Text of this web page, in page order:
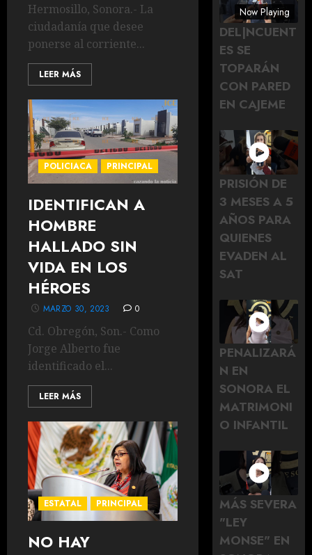
Hermosillo, Sonora.- La
ciudadanía que desee
ponerse al corriente...
LEER MÁS
POLICIACA PRINCIPAL
IDENTIFICAN A
HOMBRE
HALLADO SIN
VIDA EN LOS
HÉROES
MARZO 30, 2023 0
Cd. Obregón, Son.- Como
Jorge Alberto fue
identificado el...
LEER MÁS
ESTATAL PRINCIPAL
NO HAY
Now Playing
DEL|NCUENT
ES SE
TOPARÁN
CON PARED
EN CAJEME
PRISIÓN DE
3 MESES A 5
AÑOS PARA
QUIENES
EVADEN AL
SAT
PENALIZARÁ
N EN
SONORA EL
MATRIMONI
O INFANTIL
MÁS SEVERA
"LEY
MONSE" EN